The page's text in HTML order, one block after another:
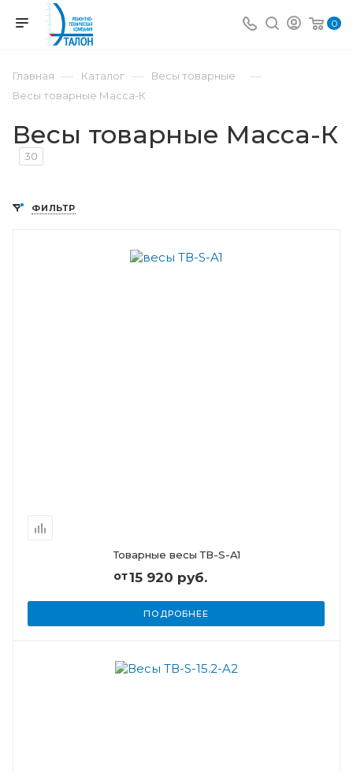
0
Главная — Каталог — Весы товарные —
Весы товарные Масса-К
Весы товарные Масса-К
30
ФИЛЬТР
Товарные весы ТВ-S-A1
от15 920 руб.
ПОДРОБНЕЕ